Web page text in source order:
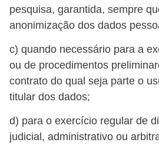
pesquisa, garantida, sempre
anonimização dos dados
c) quando necessário para a
ou de procedimentos
contrato do qual seja parte o
titular dos dados;
d) para o exercício regular de
judicial, administrativo ou